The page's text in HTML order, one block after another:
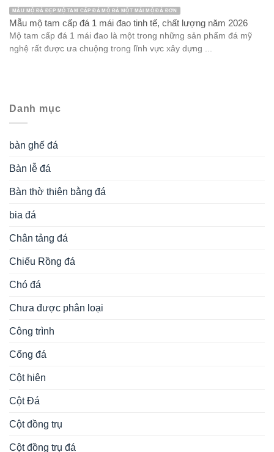
MẪU MỘ ĐÁ ĐẸP MỘ TAM CẤP ĐÁ MỘ ĐÁ MỘT MÁI MỘ ĐÁ ĐƠN
Mẫu mộ tam cấp đá 1 mái đao tinh tế, chất lượng năm 2026
Mộ tam cấp đá 1 mái đao là một trong những sản phẩm đá mỹ
nghệ rất được ưa chuộng trong lĩnh vực xây dựng ...
Danh mục
bàn ghế đá
Bàn lễ đá
Bàn thờ thiên bằng đá
bia đá
Chân tảng đá
Chiếu Rồng đá
Chó đá
Chưa được phân loại
Công trình
Cổng đá
Cột hiên
Cột Đá
Cột đồng trụ
Cột đồng trụ đá